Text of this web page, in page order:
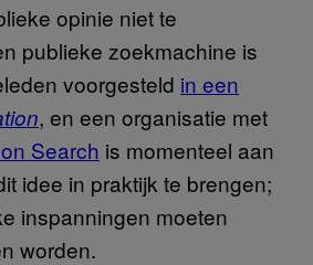
opinie niet te
publieke zoekmachine is
voorgesteld in een
, en een organisatie met
Search is momenteel aan
idee in praktijk te brengen;
inspanningen moeten
worden.